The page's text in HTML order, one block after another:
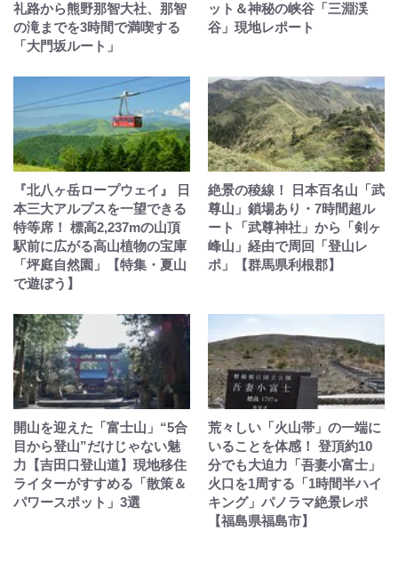
礼路から熊野那智大社、那智
の滝までを3時間で満喫する
「大門坂ルート」
ット＆神秘の峡谷「三淵渓
谷」現地レポート
『北八ヶ岳ロープウェイ』 日
本三大アルプスを一望できる
特等席！ 標高2,237mの山頂
駅前に広がる高山植物の宝庫
「坪庭自然園」【特集・夏山
で遊ぼう】
絶景の稜線！ 日本百名山「武
尊山」鎖場あり・7時間超ル
ート「武尊神社」から「剣ヶ
峰山」経由で周回「登山レ
ポ」【群馬県利根郡】
開山を迎えた「富士山」“5合
目から登山”だけじゃない魅
力【吉田口登山道】現地移住
ライターがすすめる「散策＆
パワースポット」3選
荒々しい「火山帯」の一端に
いることを体感！ 登頂約10
分でも大迫力「吾妻小富士」
火口を1周する「1時間半ハイ
キング」パノラマ絶景レポ
【福島県福島市】